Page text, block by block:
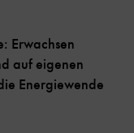
Erwachsen
auf eigenen
Energiewende